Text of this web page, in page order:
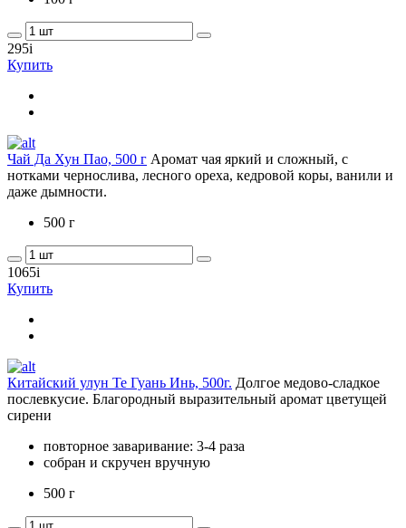
295i
Купить
Чай Да Хун Пао, 500 г Аромат чая яркий и сложный, с
нотками чернослива, лесного ореха, кедровой коры, ванили и
даже дымности.
500 г
1065i
Купить
Китайский улун Те Гуань Инь, 500г. Долгое медово-сладкое
послевкусие. Благородный выразительный аромат цветущей
сирени
повторное заваривание: 3-4 раза
собран и скручен вручную
500 г